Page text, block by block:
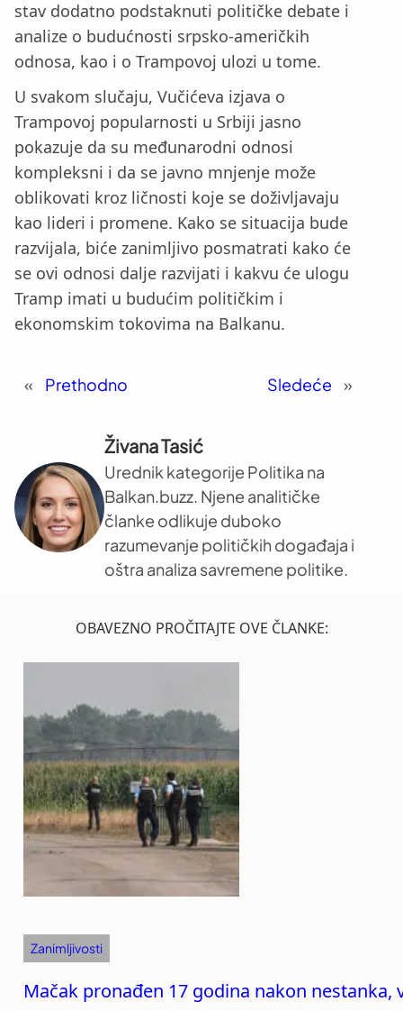
stav dodatno podstaknuti političke debate i
analize o budućnosti srpsko-američkih
odnosa, kao i o Trampovoj ulozi u tome.
U svakom slučaju, Vučićeva izjava o
Trampovoj popularnosti u Srbiji jasno
pokazuje da su međunarodni odnosi
kompleksni i da se javno mnjenje može
oblikovati kroz ličnosti koje se doživljavaju
kao lideri i promene. Kako se situacija bude
razvijala, biće zanimljivo posmatrati kako će
se ovi odnosi dalje razvijati i kakvu će ulogu
Tramp imati u budućim političkim i
ekonomskim tokovima na Balkanu.
« Prethodno Sledeće »
Živana Tasić
Urednik kategorije Politika na
Balkan.buzz. Njene analitičke
članke odlikuje duboko
razumevanje političkih događaja i
oštra analiza savremene politike.
OBAVEZNO PROČITAJTE OVE ČLANKE:
Zanimljivosti
Mačak pronađen 17 godina nakon nestanka,